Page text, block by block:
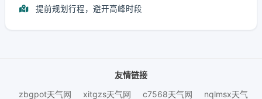
提前规划行程，避开高峰时段
友情链接
zbgpot天气网
xitgzs天气网 c7568天气网 nqlmsx天气